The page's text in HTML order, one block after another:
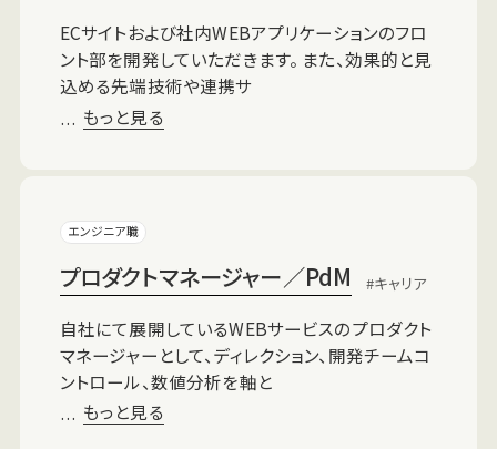
ECサイトおよび社内WEBアプリケーションのフロ
ント部を開発していただきます。 また、効果的と見
込める先端技術や連携サ
… もっと見る
エンジニア職
プロダクトマネージャー／PdM キャリア
自社にて展開しているWEBサービスのプロダクト
マネージャーとして、ディレクション、開発チームコ
ントロール、数値分析を軸と
… もっと見る